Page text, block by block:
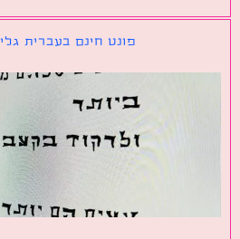
פונט חינם בעברית גלי-עצים gali-wood